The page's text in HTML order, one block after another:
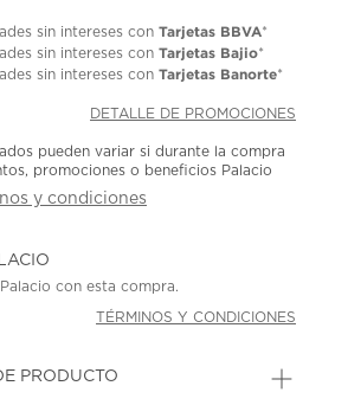
sin intereses conTarjetas BBVA*
sin intereses conTarjetas Bajio*
sin intereses conTarjetas Banorte*
DETALLE DE PROMOCIONES
pueden variar si durante la compra
promociones o beneficios Palacio
y condiciones
con esta compra.
TÉRMINOS Y CONDICIONES
PRODUCTO